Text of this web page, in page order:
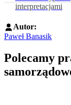
interpretacjami
Autor:
Paweł Banasik
Polecamy